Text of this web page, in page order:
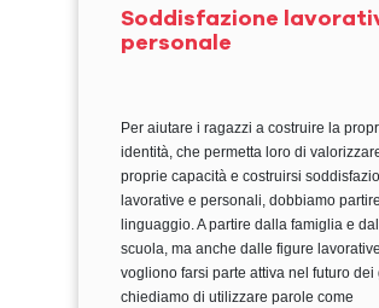
Soddisfazione
personale
Per aiutare i ragazzi a costruire la
identità, che permetta loro di
proprie capacità e costruirsi
lavorative e personali, dobbiamo
linguaggio. A partire dalla famiglia e
scuola, ma anche dalle figure
vogliono farsi parte attiva nel futuro dei
chiediamo di utilizzare parole come